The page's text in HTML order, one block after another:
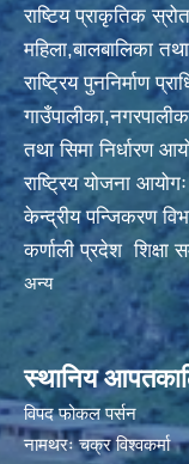
राष्टिय प्राकृतिक
महिला,बालबालिका
राष्ट्रिय पुननिर्माण
तथा सिमा निर्धारण
राष्ट्रिय योजना आयोगः
केन्द्रीय पन्जिकरण
कर्णाली प्रदेश शिक्षा
अन्य
स्थानिय
विपद फोकल पर्सन
नामथरः चक्र विश्वकर्मा